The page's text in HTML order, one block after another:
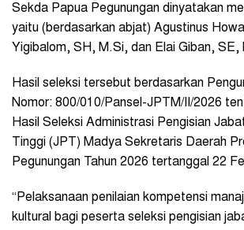
Sekda Papua Pegunungan dinyatakan
yaitu (berdasarkan abjat) Agustinus
Yigibalom, SH, M.Si, dan Elai Giban, SE,
Hasil seleksi tersebut berdasarkan
Nomor: 800/010/Pansel-JPTM/II/2026
Hasil Seleksi Administrasi Pengisian
Tinggi (JPT) Madya Sekretaris Daerah
Pegunungan Tahun 2026 tertanggal 22
“Pelaksanaan penilaian kompetensi
kultural bagi peserta seleksi pengisian